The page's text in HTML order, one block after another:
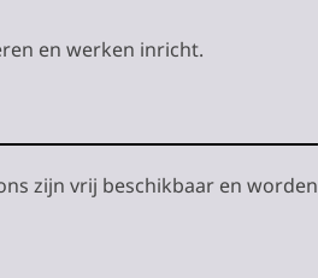
en werken inricht.
zijn vrij beschikbaar en worden